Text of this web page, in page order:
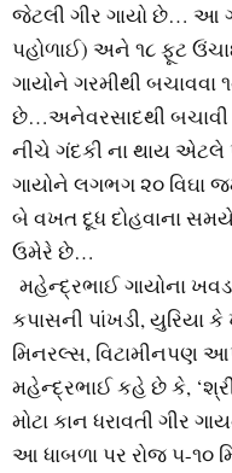
જેટલી ગીર ગાયો છે… આ
પહોળાઈ) અને ૧૮ ફૂટ
ગાયોને ગરમીથી
છે…અનેવરસાદથી બચાવી
નીચે ગંદકી ના થાય
ગાયોને લગભગ ૨૦ વિઘા
બે વખત દૂધ દોહવાના
ઉમેરે છે…
મહેન્દ્રભાઈ ગાયોના
કપાસની પાંખડી, યુરિયા
મિનરલ્સ, વિટામીનપણ
મહેન્દ્રભાઈ કહે છે કે,
મોટા કાન ધરાવતી ગીર
આ ધાબળા પર રોજ ૫-૧૦